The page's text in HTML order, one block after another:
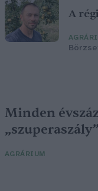
A
Minden
AGRÁRIUM